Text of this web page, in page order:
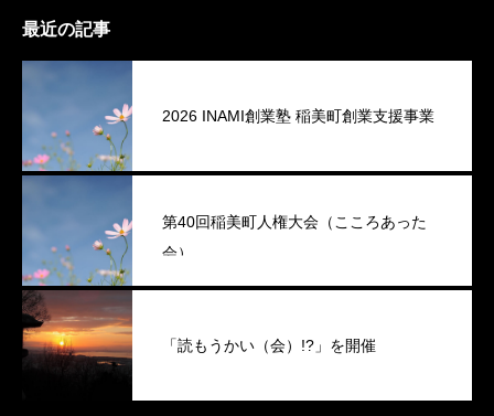
最近の記事
2026 INAMI創業塾 稲美町創業支援事業
第40回稲美町人権大会（こころあった
会）
「読もうかい（会）!?」を開催